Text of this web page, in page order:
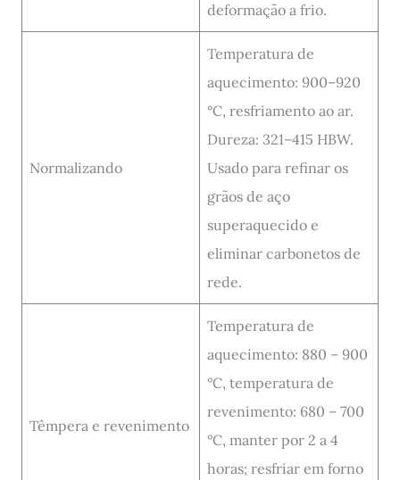
deformação a frio.
Normalizando
Temperatura de
aquecimento: 900–920
°C, resfriamento ao ar.
Dureza: 321–415 HBW.
Usado para refinar os
grãos de aço
superaquecido e
eliminar carbonetos de
rede.
Têmpera e revenimento
Temperatura de
aquecimento: 880 – 900
°C, temperatura de
revenimento: 680 – 700
°C, manter por 2 a 4
horas; resfriar em forno